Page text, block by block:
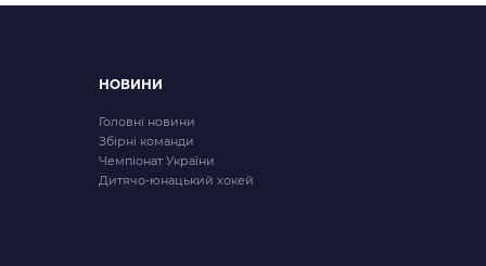
НОВИНИ
Головні новини
Збірні команди
Чемпіонат України
Дитячо-юнацький хокей